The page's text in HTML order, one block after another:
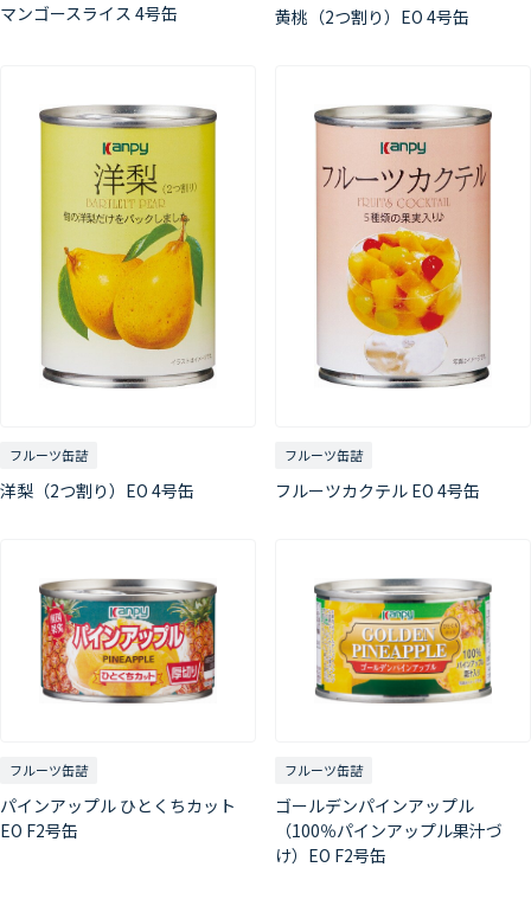
マンゴースライス 4号缶 黄桃（2つ割り）EO 4号缶
フルーツ缶詰
洋梨（2つ割り）EO 4号缶
フルーツ缶詰
フルーツカクテル EO 4号缶
フルーツ缶詰
パインアップル ひとくちカット
EO F2号缶
フルーツ缶詰
ゴールデンパインアップル
（100％パインアップル果汁づ
け）EO F2号缶